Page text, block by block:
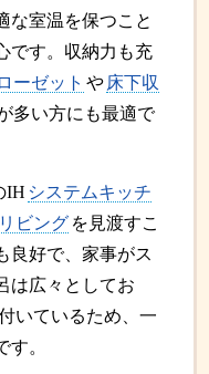
な室温を保つこと
です。収納力も充
ーゼット や 床下収
多い方にも最適で
IH システムキッチ
リビング を見渡すこ
良好で、家事がス
は広々としてお
いているため、一
。